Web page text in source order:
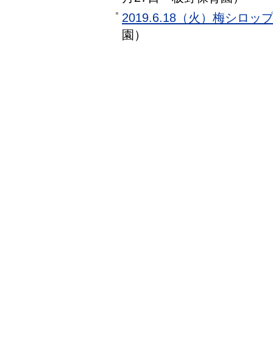
2019.6.18（火）梅シロッ
園 ）